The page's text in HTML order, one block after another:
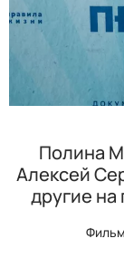
Полина
Алексей
другие